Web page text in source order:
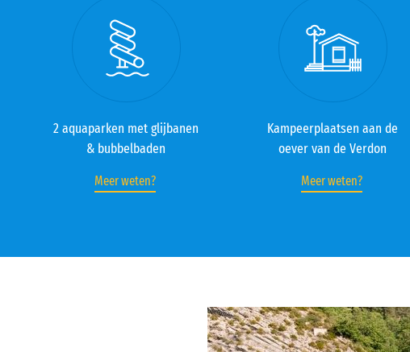
2 aquaparken met glijbanen
& bubbelbaden
Meer weten?
Kampeerplaatsen aan de
oever van de Verdon
Meer weten?